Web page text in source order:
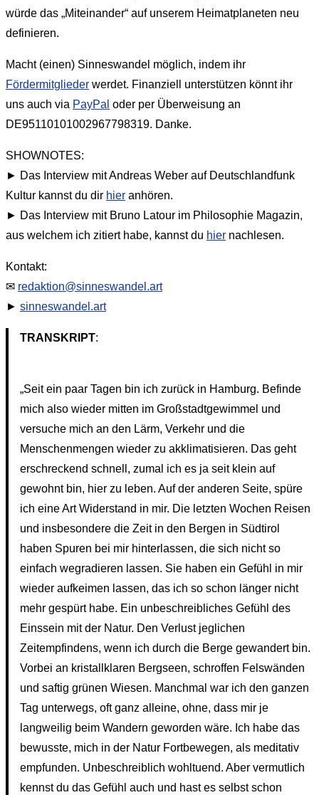
würde das „Miteinander“ auf unserem Heimatplaneten neu
definieren.
Macht (einen) Sinneswandel möglich, indem ihr
Fördermitglieder werdet. Finanziell unterstützen könnt ihr
uns auch via PayPal oder per Überweisung an
DE95110101002967798319. Danke.
SHOWNOTES:
► Das Interview mit Andreas Weber auf Deutschlandfunk
Kultur kannst du dir hier anhören.
► Das Interview mit Bruno Latour im Philosophie Magazin,
aus welchem ich zitiert habe, kannst du hier nachlesen.
Kontakt:
✉ redaktion@sinneswandel.art
► sinneswandel.art
TRANSKRIPT:
„Seit ein paar Tagen bin ich zurück in Hamburg. Befinde
mich also wieder mitten im Großstadtgewimmel und
versuche mich an den Lärm, Verkehr und die
Menschenmengen wieder zu akklimatisieren. Das geht
erschreckend schnell, zumal ich es ja seit klein auf
gewohnt bin, hier zu leben. Auf der anderen Seite, spüre
ich eine Art Widerstand in mir. Die letzten Wochen Reisen
und insbesondere die Zeit in den Bergen in Südtirol
haben Spuren bei mir hinterlassen, die sich nicht so
einfach wegradieren lassen. Sie haben ein Gefühl in mir
wieder aufkeimen lassen, das ich so schon länger nicht
mehr gespürt habe. Ein unbeschreibliches Gefühl des
Einssein mit der Natur. Den Verlust jeglichen
Zeitempfindens, wenn ich durch die Berge gewandert bin.
Vorbei an kristallklaren Bergseen, schroffen Felswänden
und saftig grünen Wiesen. Manchmal war ich den ganzen
Tag unterwegs, oft ganz alleine, ohne, dass mir je
langweilig beim Wandern geworden wäre. Ich habe das
bewusste, mich in der Natur Fortbewegen, als meditativ
empfunden. Unbeschreiblich wohltuend. Aber vermutlich
kennst du das Gefühl auch und hast es selbst schon